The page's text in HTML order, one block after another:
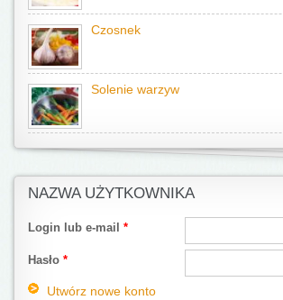
Czosnek
Solenie warzyw
NAZWA UŻYTKOWNIKA
Login lub e-mail *
Hasło *
Utwórz nowe konto